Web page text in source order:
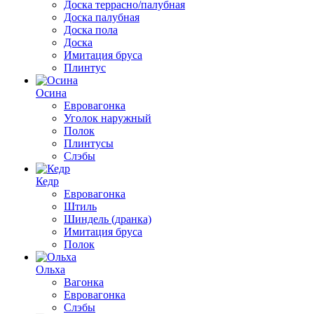
Доска террасно/палубная
Доска палубная
Доска пола
Доска
Имитация бруса
Плинтус
Осина
Евровагонка
Уголок наружный
Полок
Плинтусы
Слэбы
Кедр
Евровагонка
Штиль
Шиндель (дранка)
Имитация бруса
Полок
Ольха
Вагонка
Евровагонка
Слэбы